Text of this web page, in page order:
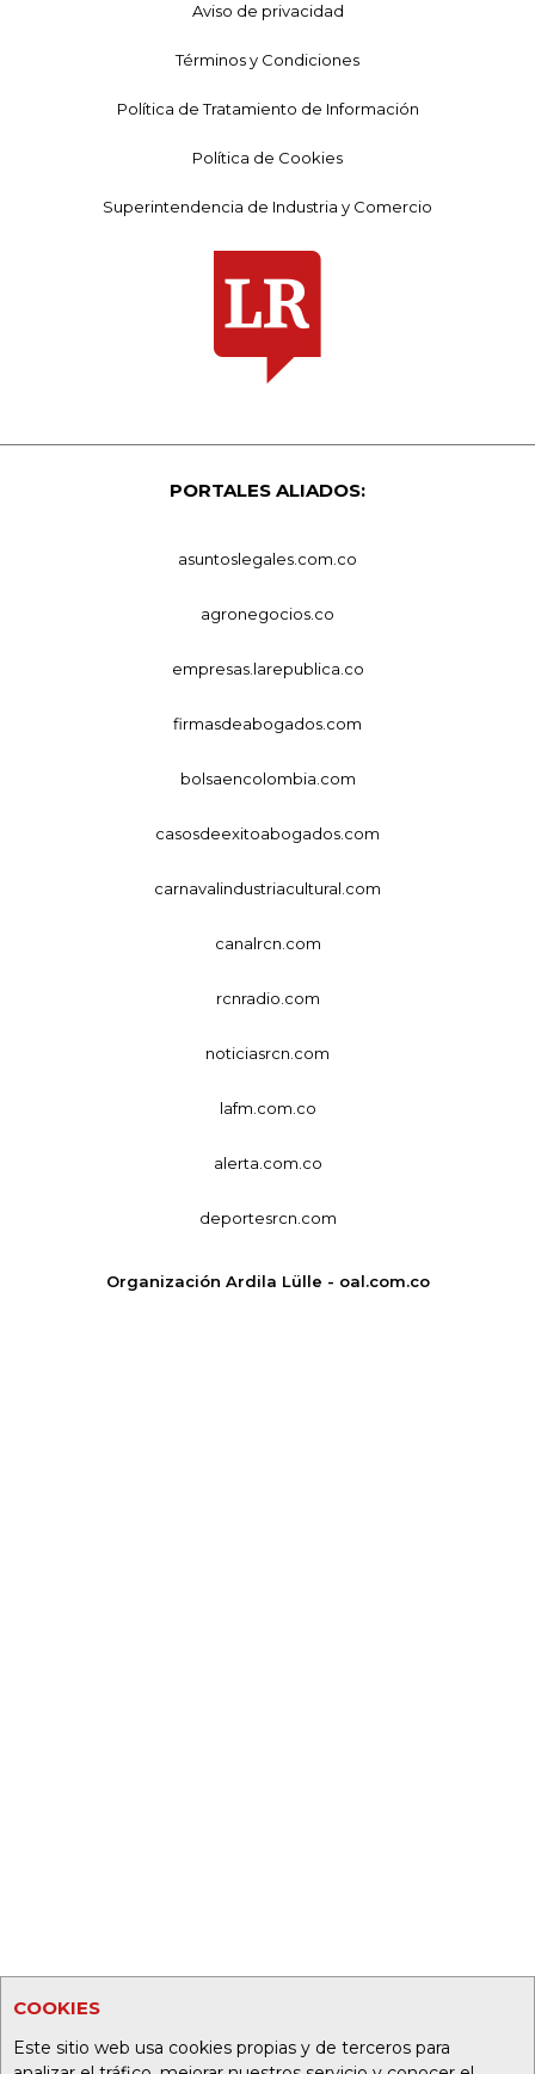
COOKIES
Este sitio web usa cookies propias y de terceros para
Aviso de privacidad
Términos y Condiciones
Política de Tratamiento de Información
Política de Cookies
Superintendencia de Industria y Comercio
PORTALES ALIADOS:
asuntoslegales.com.co
agronegocios.co
empresas.larepublica.co
firmasdeabogados.com
bolsaencolombia.com
casosdeexitoabogados.com
carnavalindustriacultural.com
canalrcn.com
rcnradio.com
noticiasrcn.com
lafm.com.co
alerta.com.co
deportesrcn.com
Organización Ardila Lülle - oal.com.co